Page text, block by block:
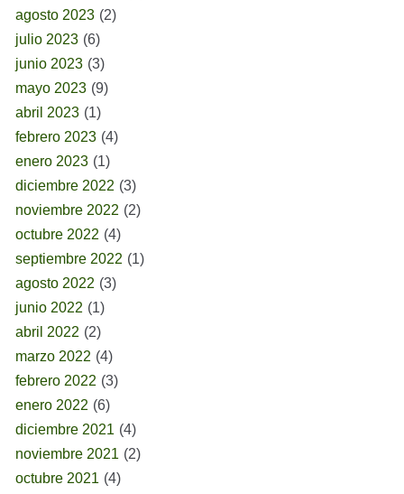
agosto 2023 (2)
julio 2023 (6)
junio 2023 (3)
mayo 2023 (9)
abril 2023 (1)
febrero 2023 (4)
enero 2023 (1)
diciembre 2022 (3)
noviembre 2022 (2)
octubre 2022 (4)
septiembre 2022 (1)
agosto 2022 (3)
junio 2022 (1)
abril 2022 (2)
marzo 2022 (4)
febrero 2022 (3)
enero 2022 (6)
diciembre 2021 (4)
noviembre 2021 (2)
octubre 2021 (4)